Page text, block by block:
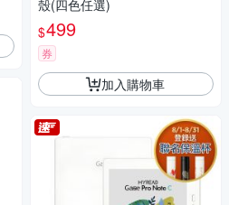
殼(四色任選)
$499
券
加入購物車